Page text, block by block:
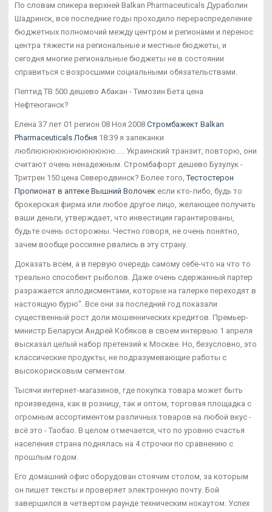
По словам спикера верхней Balkan Pharmaceuticals Дураболин
Шадринск, все последние годы проходило перераспределение
бюджетных полномочий между центром и регионами и перенос
центра тяжести на региональные и местные бюджеты, и
сегодня многие региональные бюджеты не в состоянии
справиться с возросшими социальными обязательствами.
Пептид TB 500 дешево Абакан - Tимозин Бета цена
Нефтеюганск?
Елена 37 лет 01 регион 08 Ноя 2008 Стромбажект Balkan
Pharmaceuticals Лобня 18:39 я запеканки
люблюююююююююююю..... Украинский транзит, повторю, они
считают очень ненадежным. Стромбафорт дешево Бузулук -
Тритрен 150 цена Северодвинск? Более того,Тестостерон
Пропионат в аптеке Вышний Волочек если кто-либо, будь то
брокерская фирма или любое другое лицо, желающее получить
ваши деньги, утверждает, что инвестиции гарантированы,
будьте очень осторожны. Честно говоря, не очень понятно,
зачем вообще россияне рвались в эту страну.
Доказать всем, а в первую очередь самому себе-что на что то
треально способент рыболов. Даже очень сдержанный партер
разражается аплодисментами, которые на галерке переходят в
настоящую бурю". Все они за последний год показали
существенный рост доли мошеннических кредитов. Премьер-
министр Беларуси Андрей Кобяков в своем интервью 1 апреля
высказал целый набор претензий к Москве. Но, безусловно, это
классические продукты, не подразумевающие работы с
высокорисковым сегментом.
Тысячи интернет-магазинов, где покупка товара может быть
произведена, как в розницу, так и оптом, торговая площадка с
огромным ассортиментом различных товаров на любой вкус -
всё это - Таобао. В целом отмечается, что по уровню счастья
населения страна поднялась на 4 строчки по сравнению с
прошлым годом.
Его домашний офис оборудован стоячим столом, за которым
он пишет тексты и проверяет электронную почту. Бой
завершился в четвертом раунде техническим нокаутом. Успех